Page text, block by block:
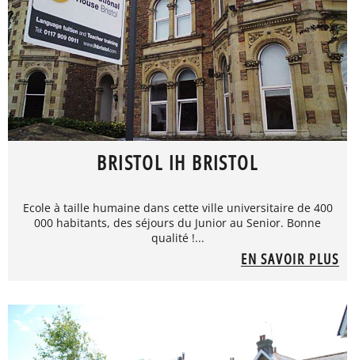
BRISTOL IH BRISTOL
Ecole à taille humaine dans cette ville universitaire de 400
000 habitants, des séjours du Junior au Senior. Bonne
qualité !...
EN SAVOIR PLUS